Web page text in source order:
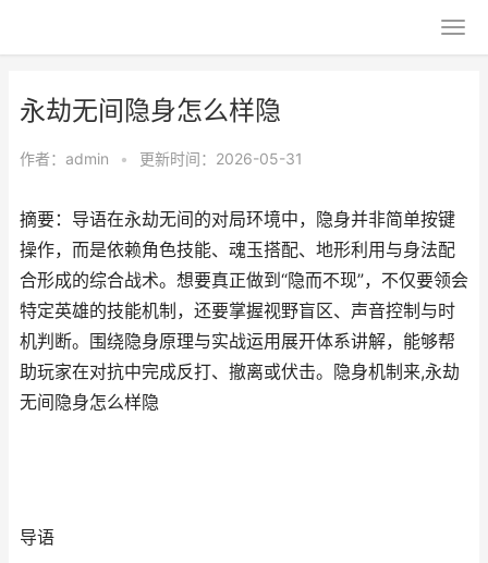
永劫无间隐身怎么样隐
作者： admin • 更新时间：2026-05-31
摘要：导语在永劫无间的对局环境中，隐身并非简单按键
操作，而是依赖角色技能、魂玉搭配、地形利用与身法配
合形成的综合战术。想要真正做到“隐而不现”，不仅要领会
特定英雄的技能机制，还要掌握视野盲区、声音控制与时
机判断。围绕隐身原理与实战运用展开体系讲解，能够帮
助玩家在对抗中完成反打、撤离或伏击。隐身机制来,永劫
无间隐身怎么样隐
导语